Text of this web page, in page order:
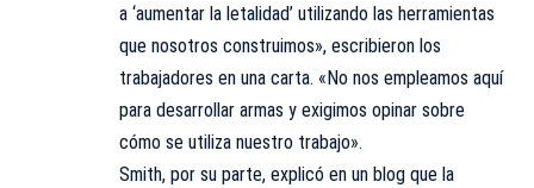
a ‘aumentar la letalidad’ utilizando las herramientas
que nosotros construimos», escribieron los
trabajadores en una carta. «No nos empleamos aquí
para desarrollar armas y exigimos opinar sobre
cómo se utiliza nuestro trabajo».
Smith, por su parte, explicó en un blog que la